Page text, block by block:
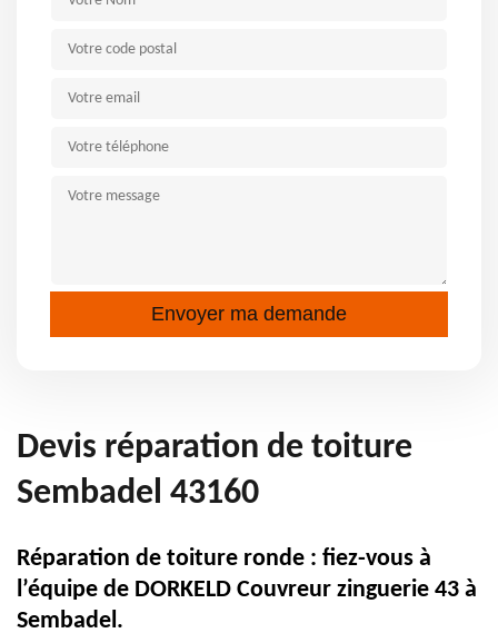
Devis réparation de toiture
Sembadel 43160
Réparation de toiture ronde : fiez-vous à
l’équipe de DORKELD Couvreur zinguerie 43 à
Sembadel.